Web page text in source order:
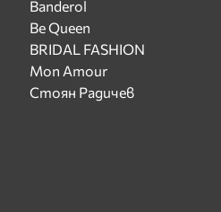
Banderol
Be Queen
BRIDAL FASHION
Mon Amour
Стоян Радичев